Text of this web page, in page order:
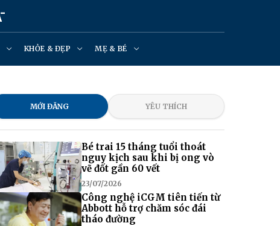
KHỎE & ĐẸP MẸ & BÉ
MỚI ĐĂNG YÊU THÍCH
Bé trai 15 tháng tuổi thoát
nguy kịch sau khi bị ong vò
vẽ đốt gần 60 vết
23/07/2026
Công nghệ iCGM tiên tiến từ
Abbott hỗ trợ chăm sóc đái
tháo đường